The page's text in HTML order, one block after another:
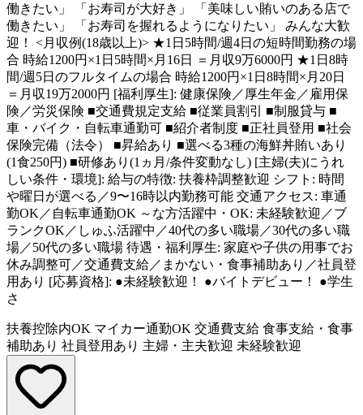
働きたい」 「お寿司が大好き」 「美味しい賄いのある店で
働きたい」 「お寿司を握れるようになりたい」 みんな大歓
迎！ <月収例(18歳以上)> ★1日5時間/週4日の短時間勤務の場
合 時給1200円×1日5時間×月16日 ＝月収9万6000円 ★1日8時
間/週5日のフルタイムの場合 時給1200円×1日8時間×月20日
＝月収19万2000円 [福利厚生]: 健康保険／厚生年金／雇用保
険／労災保険 ■交通費規定支給 ■従業員割引 ■制服貸与 ■
車・バイク・自転車通勤可 ■紹介者制度 ■正社員登用 ■社会
保険完備（法令） ■昇給あり ■選べる3種の海鮮丼賄いあり
(1食250円) ■研修あり(1ヵ月/条件変動なし) [主婦(夫)にうれ
しい条件・環境]: 給与の特徴: 扶養枠調整歓迎 シフト: 時間
や曜日が選べる／9〜16時以内勤務可能 交通アクセス: 車通
勤OK／自転車通勤OK ～な方活躍中・OK: 未経験歓迎／ブ
ランクOK／しゅふ活躍中／40代の多い職場／30代の多い職
場／50代の多い職場 待遇・福利厚生: 家庭や子供の用事でお
休み調整可／交通費支給／まかない・食事補助あり／社員登
用あり [応募資格]: ●未経験歓迎！ ●バイトデビュー！ ●学生
さ
扶養控除内OK マイカー通勤OK 交通費支給 食事支給・食事
補助あり 社員登用あり 主婦・主夫歓迎 未経験歓迎